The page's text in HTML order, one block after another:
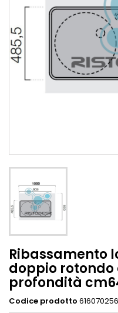
Ribassamento
doppio
profondità
Codice prodotto 616070256